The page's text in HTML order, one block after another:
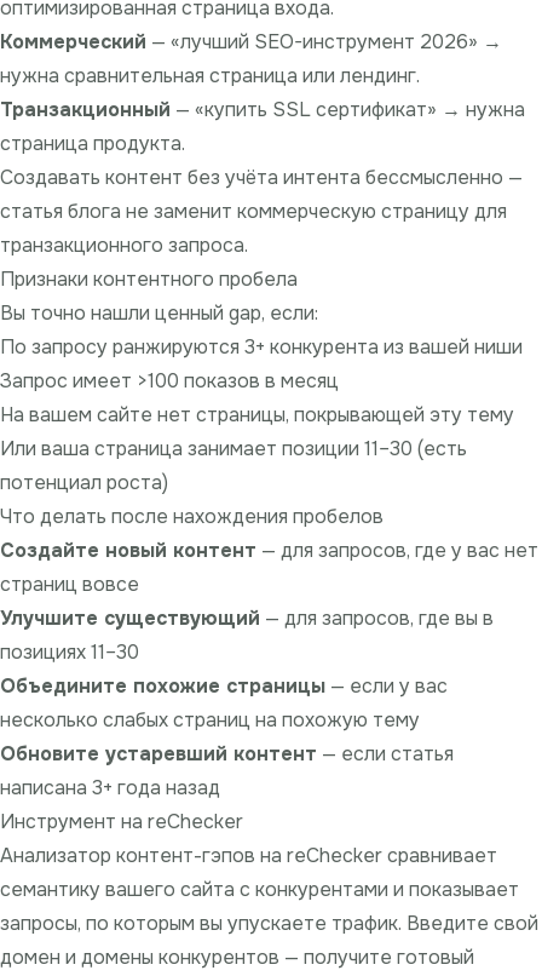
оптимизированная страница входа.
Коммерческий — «лучший SEO-инструмент 2026» →
нужна сравнительная страница или лендинг.
Транзакционный — «купить SSL сертификат» → нужна
страница продукта.
Создавать контент без учёта интента бессмысленно —
статья блога не заменит коммерческую страницу для
транзакционного запроса.
Признаки контентного пробела
Вы точно нашли ценный gap, если:
По запросу ранжируются 3+ конкурента из вашей ниши
Запрос имеет >100 показов в месяц
На вашем сайте нет страницы, покрывающей эту тему
Или ваша страница занимает позиции 11–30 (есть
потенциал роста)
Что делать после нахождения пробелов
Создайте новый контент — для запросов, где у вас нет
страниц вовсе
Улучшите существующий — для запросов, где вы в
позициях 11–30
Объедините похожие страницы — если у вас
несколько слабых страниц на похожую тему
Обновите устаревший контент — если статья
написана 3+ года назад
Инструмент на reChecker
Анализатор контент-гэпов на reChecker сравнивает
семантику вашего сайта с конкурентами и показывает
запросы, по которым вы упускаете трафик. Введите свой
домен и домены конкурентов — получите готовый